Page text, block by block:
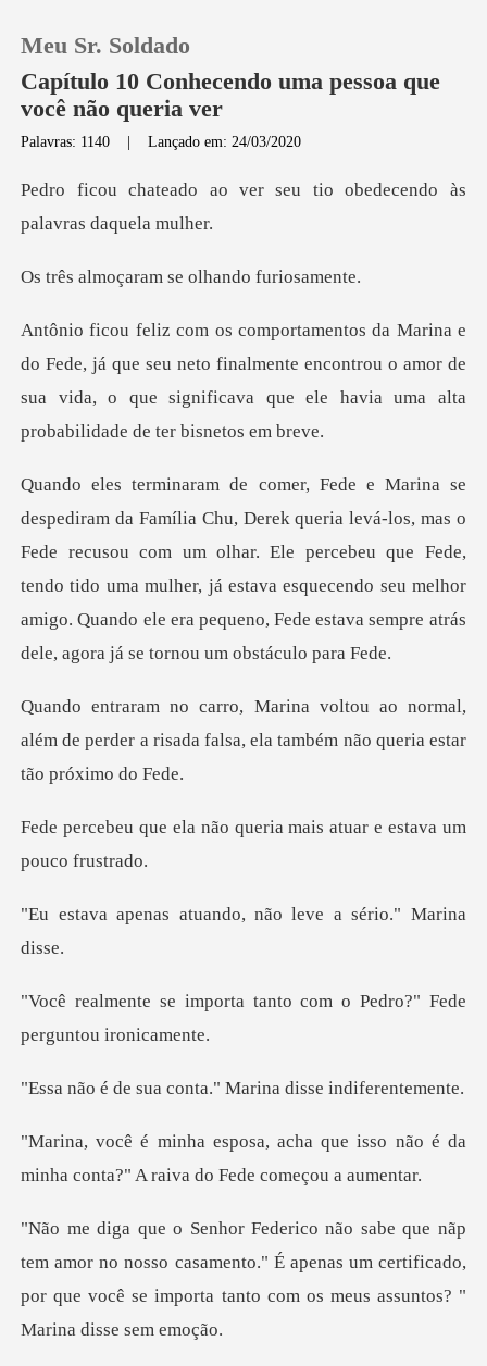
Loja
Histórico
Meu Sr. Soldado
Capítulo 10 Conhecendo uma pessoa que
você não queria ver
Palavras: 1140 |Lançado em: 24/03/2020
ver seu tio obedecendo à
ram se olhando
que seu neto finalmente encontrou o amor de
sua vida, o que signif
Fede recusou com um olhar. Ele percebeu que Fede,
tendo tido uma mulher, já estava esquecendo seu melhor
normal,
além de perder a risada falsa, ela
o queria mais atuar e es
tuando, não leve a
a tanto com o Pedro?" Fed
conta." Marina diss
que isso não é da
minha conta?" A
no nosso casamento." É apenas um certificado,
por que você se